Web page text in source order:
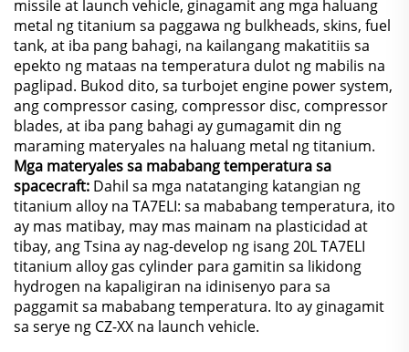
missile at launch vehicle, ginagamit ang mga haluang
metal ng titanium sa paggawa ng bulkheads, skins, fuel
tank, at iba pang bahagi, na kailangang makatitiis sa
epekto ng mataas na temperatura dulot ng mabilis na
paglipad. Bukod dito, sa turbojet engine power system,
ang compressor casing, compressor disc, compressor
blades, at iba pang bahagi ay gumagamit din ng
maraming materyales na haluang metal ng titanium.
Mga materyales sa mababang temperatura sa
spacecraft: Dahil sa mga natatanging katangian ng
titanium alloy na TA7ELI: sa mababang temperatura, ito
ay mas matibay, may mas mainam na plasticidad at
tibay, ang Tsina ay nag-develop ng isang 20L TA7ELI
titanium alloy gas cylinder para gamitin sa likidong
hydrogen na kapaligiran na idinisenyo para sa
paggamit sa mababang temperatura. Ito ay ginagamit
sa serye ng CZ-XX na launch vehicle.